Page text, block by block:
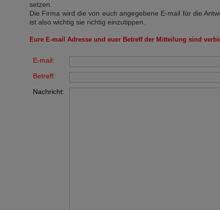
setzen.
Die Firma wird die von euch angegebene E-mail für die
ist also wichtig sie richtig einzutippen.
Eure E-mail Adresse und euer Betreff der Mitteilung sind
E-mail:
Betreff:
Nachricht: